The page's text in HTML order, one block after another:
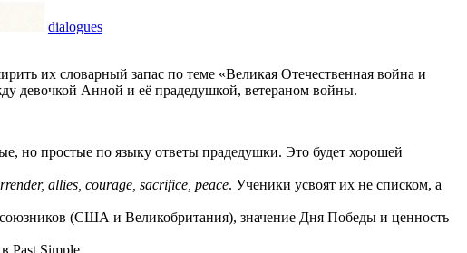
dialogues
их словарный запас по теме «Великая Отечественная война и
девочкой Анной и её прадедушкой, ветераном войны.
но простые по языку ответы прадедушки. Это будет хорошей
allies, courage, sacrifice, peace. Ученики усвоят их не списком, а
(США и Великобритания), значение Дня Победы и ценность
Past Simple.